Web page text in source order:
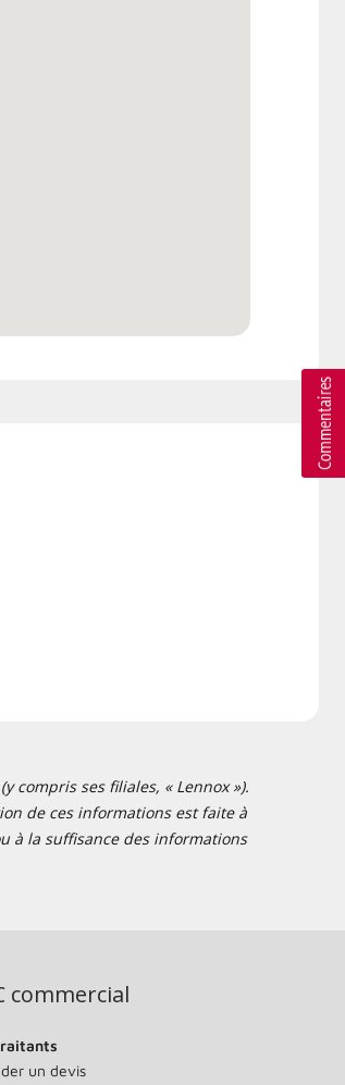
compris ses filiales, « Lennox »).
de ces informations est faite à
à la suffisance des informations
commercial
un devis